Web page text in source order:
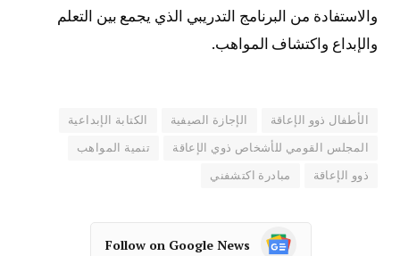
والاستفادة من البرنامج التدريبي الذي يجمع بين التعلم
والإبداع واكتشاف المواهب.
الأطفال ذوو الإعاقة الإجازة الصيفية الكتابة الإبداعية
المجلس القومي للأشخاص ذوي الإعاقة تنمية المواهب
ذوو الإعاقة مبادرة اكتشفني
Follow on Google News